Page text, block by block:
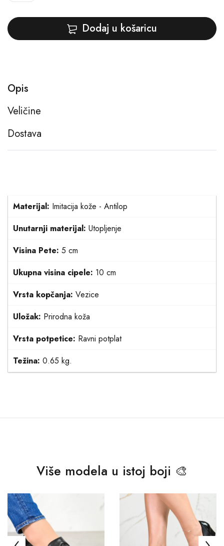
Dodaj u košaricu
Opis
Veličine
Dostava
Materijal: Imitacija kože - Antilop
Unutarnji materijal: Utopljenje
Visina Pete: 5 cm
Ukupna visina cipele: 10 cm
Vrsta kopčanja: Vezice
Uložak: Prirodna koža
Vrsta potpetice: Ravni potplat
Težina: 0.65 kg.
Više modela u istoj boji 🎨